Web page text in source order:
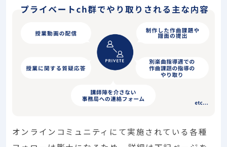
オンラインコミュニティにて実施されている各種